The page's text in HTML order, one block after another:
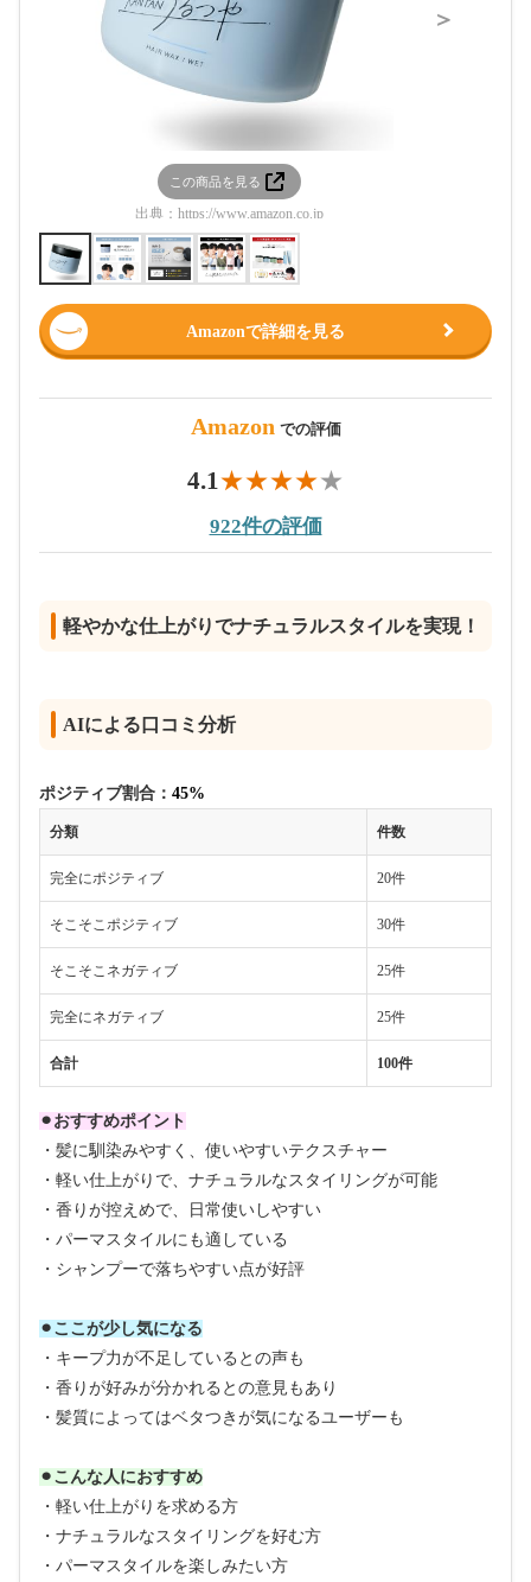
この商品を見る
出典： https://www.amazon.co.jp
＞
Amazonで詳細を見る
Amazon での評価
4.1
922件の評価
軽やかな仕上がりでナチュラルスタイルを実現！
AIによる口コミ分析
ポジティブ割合： 45%
分類 件数
完全にポジティブ 20件
そこそこポジティブ 30件
そこそこネガティブ 25件
完全にネガティブ 25件
合計 100件
⚫︎おすすめポイント
・髪に馴染みやすく、使いやすいテクスチャー
・軽い仕上がりで、ナチュラルなスタイリングが可能
・香りが控えめで、日常使いしやすい
・パーマスタイルにも適している
・シャンプーで落ちやすい点が好評
⚫︎ここが少し気になる
・キープ力が不足しているとの声も
・香りが好みが分かれるとの意見もあり
・髪質によってはベタつきが気になるユーザーも
⚫︎こんな人におすすめ
・軽い仕上がりを求める方
・ナチュラルなスタイリングを好む方
・パーマスタイルを楽しみたい方